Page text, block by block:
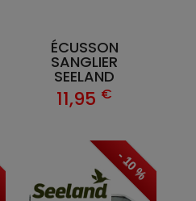
ÉCUSSON
SANGLIER
SEELAND
11,95 €
- 10 %